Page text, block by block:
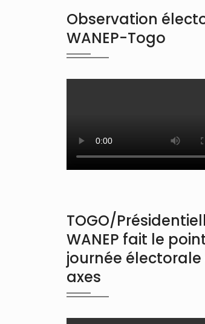
Observation
WANEP-Togo
TOGO/
WANEP fait le
journée électorale
axes